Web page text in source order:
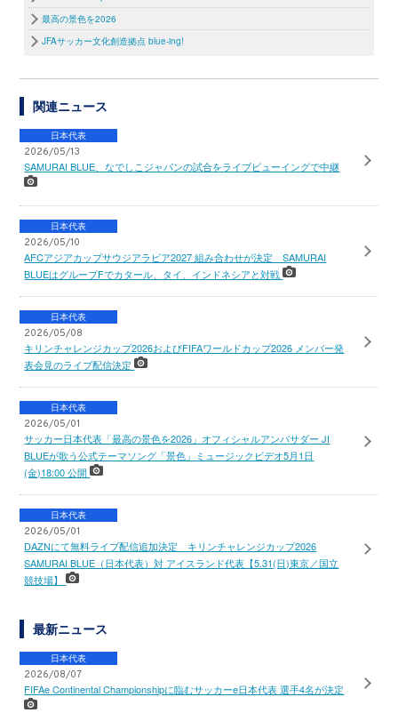
最高の景色を2026
JFAサッカー文化創造拠点 blue-ing!
関連ニュース
日本代表
2026/05/13
SAMURAI BLUE、なでしこジャパンの試合をライブビューイングで中継
日本代表
2026/05/10
AFCアジアカップサウジアラビア2027 組み合わせが決定 SAMURAI
BLUEはグループFでカタール、タイ、インドネシアと対戦
日本代表
2026/05/08
キリンチャレンジカップ2026およびFIFAワールドカップ2026 メンバー発
表会見のライブ配信決定
日本代表
2026/05/01
サッカー日本代表「最高の景色を2026」オフィシャルアンバサダー JI
BLUEが歌う公式テーマソング「景色」ミュージックビデオ5月1日
(金)18:00 公開
日本代表
2026/05/01
DAZNにて無料ライブ配信追加決定 キリンチャレンジカップ2026
SAMURAI BLUE（日本代表）対 アイスランド代表【5.31(日)東京／国立
競技場】
最新ニュース
日本代表
2026/08/07
FIFAe Continental Championshipに臨むサッカーe日本代表 選手4名が決定